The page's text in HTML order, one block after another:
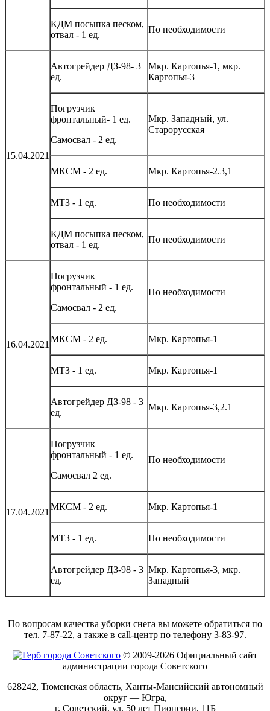
КДМ посыпка песком,
отвал - 1 ед.
По необходимости
15.04.2021
Автогрейдер ДЗ-98- 3
ед.
Мкр. Картопья-1, мкр.
Каргопья-3
Погрузчик
фронтальный- 1 ед.
Самосвал - 2 ед.
Мкр. Западный, ул.
Старорусская
МКСМ - 2 ед. Мкр. Картопья-2.3,1
МТЗ - 1 ед. По необходимости
КДМ посыпка песком,
отвал - 1 ед.
По необходимости
16.04.2021
Погрузчик
фронтальный - 1 ед.
Самосвал - 2 ед.
По необходимости
МКСМ - 2 ед. Мкр. Картопья-1
МТЗ - 1 ед. Мкр. Картопья-1
Автогрейдер ДЗ-98 - 3
ед.
Мкр. Картопья-3,2.1
17.04.2021
Погрузчик
фронтальный - 1 ед.
Самосвал 2 ед.
По необходимости
МКСМ - 2 ед. Мкр. Картопья-1
МТЗ - 1 ед. По необходимости
Автогрейдер ДЗ-98 - 3
ед.
Мкр. Картопья-3, мкр.
Западный
По вопросам качества уборки снега вы можете обратиться по
тел. 7-87-22, а также в call-центр по телефону 3-83-97.
© 2009-2026 Официальный сайт
администрации города Советского
628242, Тюменская область, Ханты-Мансийский автономный
округ — Югра,
г. Советский, ул. 50 лет Пионерии, 11Б